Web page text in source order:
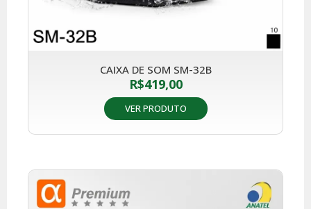
CAIXA DE SOM SM-32B
R$419,00
VER PRODUTO